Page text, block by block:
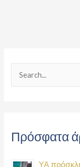
c
f
Πρόσφατα
ΥΑ